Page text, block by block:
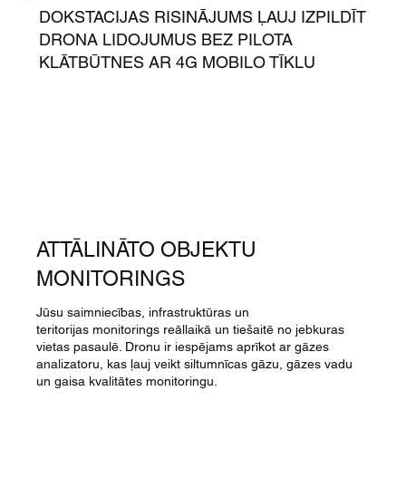
DOKSTACIJAS RISINĀJUMS ĻAUJ IZPILDĪT
DRONA LIDOJUMUS BEZ PILOTA
KLĀTBŪTNES AR 4G MOBILO TĪKLU
ATTĀLINĀTO OBJEKTU
MONITORINGS
Jūsu saimniecības, infrastruktūras un
teritorijas monitorings reāllaikā un tiešaitē no jebkuras
vietas pasaulē. Dronu ir iespējams aprīkot ar gāzes
analizatoru, kas ļauj veikt siltumnīcas gāzu, gāzes vadu
un gaisa kvalitātes monitoringu.